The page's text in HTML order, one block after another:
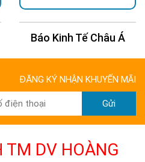
Báo 24H
ĐĂNG KÝ NHẬN KHUYẾN MÃI
Gửi
TM DV HOÀNG